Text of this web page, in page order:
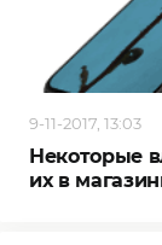
9-11-2017, 13:03
Некоторые
их в